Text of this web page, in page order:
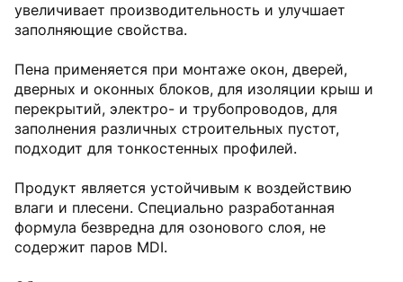
увеличивает производительность и улучшает
заполняющие свойства.
Пена применяется при монтаже окон, дверей,
дверных и оконных блоков, для изоляции крыш и
перекрытий, электро- и трубопроводов, для
заполнения различных строительных пустот,
подходит для тонкостенных профилей.
Продукт является устойчивым к воздействию
влаги и плесени. Специально разработанная
формула безвредна для озонового слоя, не
содержит паров MDI.